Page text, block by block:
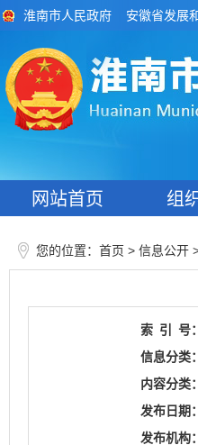
淮南市人民政府 安徽省发展
网站首页 组
您的位置： 首页 > 信息公开
索 引 号：
信息分类：
内容分类：
发布日期：
发布机构：